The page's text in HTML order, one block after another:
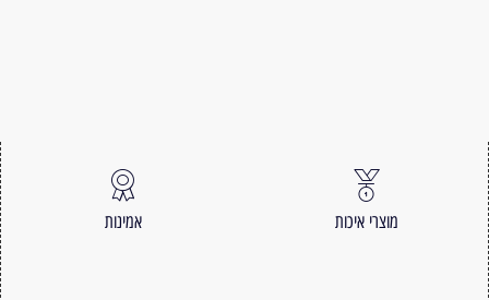
מוצרי איכות אמינות